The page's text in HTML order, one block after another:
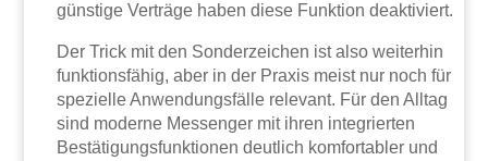
günstige Verträge haben diese Funktion deaktiviert.
Der Trick mit den Sonderzeichen ist also weiterhin
funktionsfähig, aber in der Praxis meist nur noch für
spezielle Anwendungsfälle relevant. Für den Alltag
sind moderne Messenger mit ihren integrierten
Bestätigungsfunktionen deutlich komfortabler und